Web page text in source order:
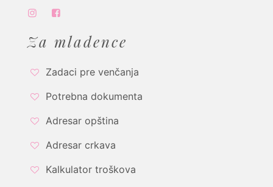
Za mladence
Zadaci pre venčanja
Potrebna dokumenta
Adresar opština
Adresar crkava
Kalkulator troškova